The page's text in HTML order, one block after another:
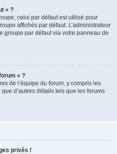
» ?
celui par défaut est utilisé pour
affichés par défaut. L’administrateur
groupe par défaut via votre panneau de
» ?
de l’équipe du forum, y compris les
d’autres détails tels que les forums
privés !